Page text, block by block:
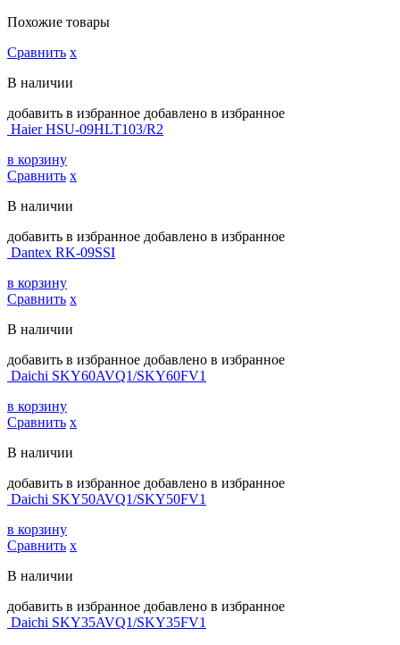
Похожие товары
Сравнить х
В наличии
добавить в избранное добавлено в избранное
Haier HSU-09HLT103/R2
в корзину
Сравнить х
В наличии
добавить в избранное добавлено в избранное
Dantex RK-09SSI
в корзину
Сравнить х
В наличии
добавить в избранное добавлено в избранное
Daichi SKY60AVQ1/SKY60FV1
в корзину
Сравнить х
В наличии
добавить в избранное добавлено в избранное
Daichi SKY50AVQ1/SKY50FV1
в корзину
Сравнить х
В наличии
добавить в избранное добавлено в избранное
Daichi SKY35AVQ1/SKY35FV1